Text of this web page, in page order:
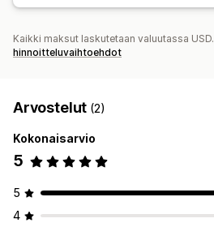
Kaikki maksut laskutetaan valuutassa USD.
hinnoitteluvaihtoehdot
Arvostelut (2)
Kokonaisarvio
5
5
4